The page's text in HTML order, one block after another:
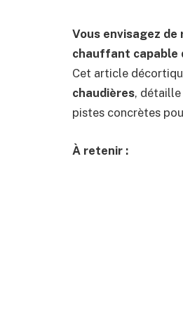
Vous envisagez
chauffant capable
Cet article
chaudières,
pistes concrètes
À retenir :